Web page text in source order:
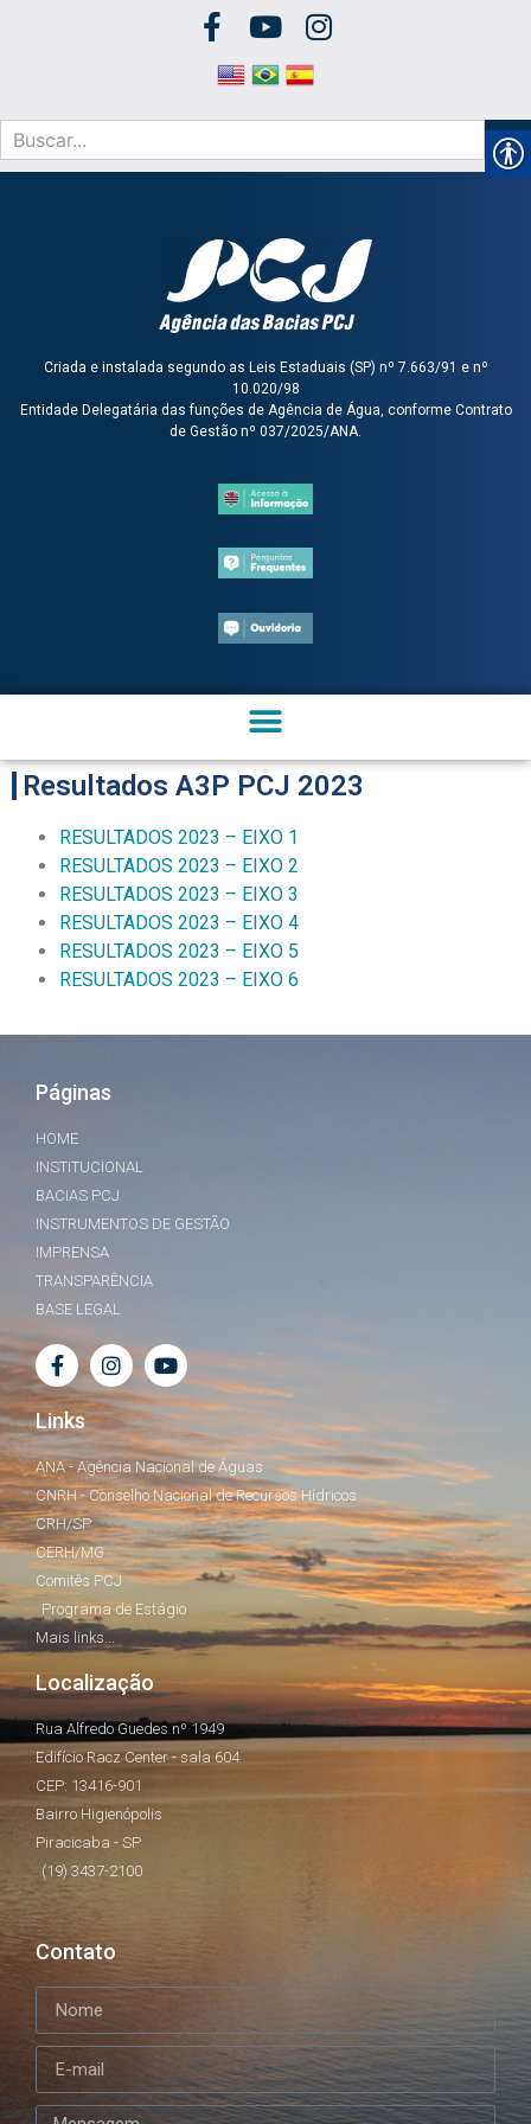
Criada e instalada segundo as Leis Estaduais (SP) nº 7.663/91 e nº
10.020/98
Entidade Delegatária das funções de Agência de Água, conforme Contrato
de Gestão nº 037/2025/ANA.
Resultados A3P PCJ 2023
RESULTADOS 2023 – EIXO 1
RESULTADOS 2023 – EIXO 2
RESULTADOS 2023 – EIXO 3
RESULTADOS 2023 – EIXO 4
RESULTADOS 2023 – EIXO 5
RESULTADOS 2023 – EIXO 6
Páginas
HOME
INSTITUCIONAL
BACIAS PCJ
INSTRUMENTOS DE GESTÃO
IMPRENSA
TRANSPARÊNCIA
BASE LEGAL
Links
ANA - Agência Nacional de Águas
CNRH - Conselho Nacional de Recursos Hídricos
CRH/SP
CERH/MG
Comitês PCJ
Programa de Estágio
Mais links...
Localização
Rua Alfredo Guedes nº 1949
Edifício Racz Center - sala 604
CEP: 13416-901
Bairro Higienópolis
Piracicaba - SP
(19) 3437-2100
Contato